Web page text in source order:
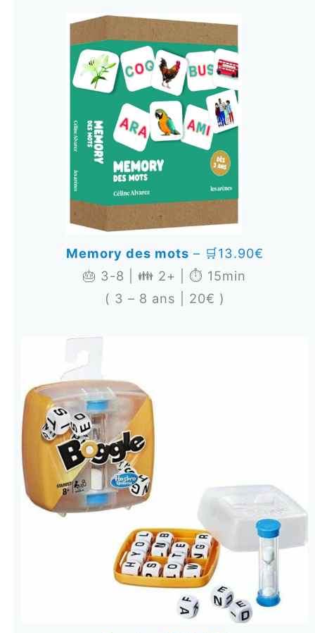
Memory des mots – 🛒13.90€
🎂 3-8 | 👪 2+ | ⏱️ 15min
( 3 – 8 ans | 20€ )